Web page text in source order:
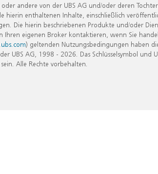
andere von der UBS AG und/oder deren
enthaltenen Inhalte, einschließlich
Die hierin beschriebenen Produkte und/oder
eigenen Broker kontaktieren, wenn Sie
) geltenden Nutzungsbedingungen haben
AG, 1998 - 2026. Das Schlüsselsymbol und
Alle Rechte vorbehalten.